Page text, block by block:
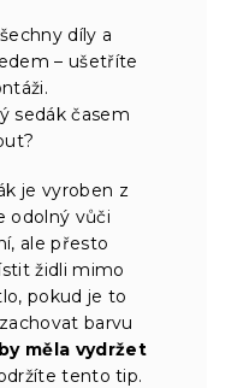
díly a
– ušetříte
sedák časem
je vyroben z
odolný vůči
ale přesto
židli mimo
pokud je to
barvu
měla vydržet
tento tip.